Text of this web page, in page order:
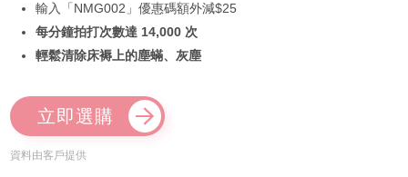
輸入「NMG002」優惠碼額外減$25
每分鐘拍打次數達 14,000 次
輕鬆清除床褥上的塵蟎、灰塵
立即選購
資料由客戶提供